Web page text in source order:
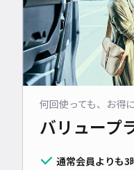
何回使っても、お得に
バリュープ
通常会員よりも3